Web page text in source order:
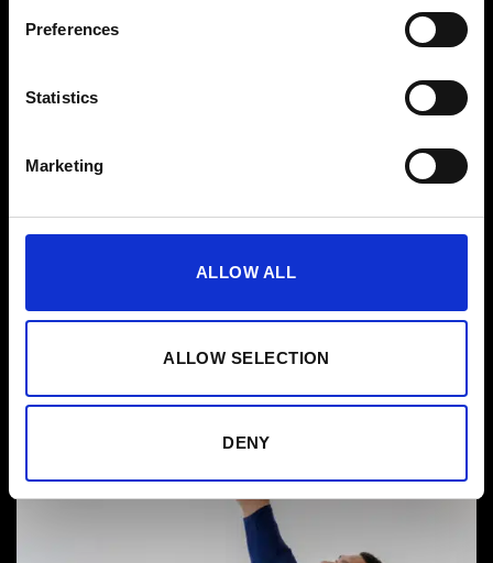
Preferences
Statistics
Marketing
ALLOW ALL
ALLOW SELECTION
DENY
Rejoins la
t’accompagne à chaque étape de ton parcours EMS.